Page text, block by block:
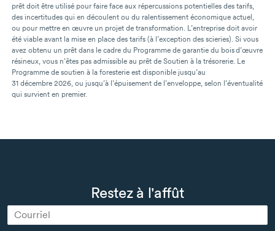
prêt doit être utilisé pour faire face aux répercussions potentielles des tarifs,
des incertitudes qui en découlent ou du ralentissement économique actuel,
ou pour mettre en œuvre un projet de transformation. L’entreprise doit avoir
été viable avant la mise en place des tarifs (à l’exception des scieries). Si vous
avez obtenu un prêt dans le cadre du Programme de garantie du bois d’œuvre
résineux, vous n’êtes pas admissible au prêt de Soutien à la trésorerie. Le
Programme de soutien à la foresterie est disponible jusqu’au
31 décembre 2026, ou jusqu’à l’épuisement de l’enveloppe, selon l’éventualité
qui survient en premier.
Restez à l'affût